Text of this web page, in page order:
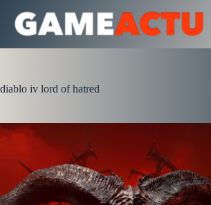
contenu
diablo iv lord of hatred